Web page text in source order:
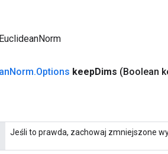
Norm.Options keepDims (Boolean
Jeśli to prawda, zachowaj zmniejszone